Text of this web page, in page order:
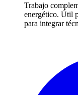
Trabajo
energético. Útil
para integrar